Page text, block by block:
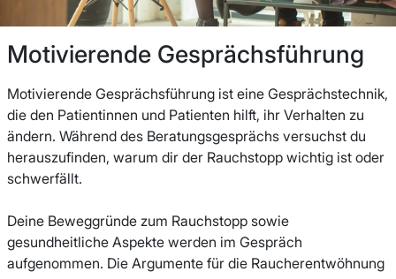
Motivierende Gesprächsführung
Motivierende Gesprächsführung ist eine Gesprächstechnik,
die den Patientinnen und Patienten hilft, ihr Verhalten zu
ändern. Während des Beratungsgesprächs versuchst du
herauszufinden, warum dir der Rauchstopp wichtig ist oder
schwerfällt.
Deine Beweggründe zum Rauchstopp sowie
gesundheitliche Aspekte werden im Gespräch
aufgenommen. Die Argumente für die Raucherentwöhnung